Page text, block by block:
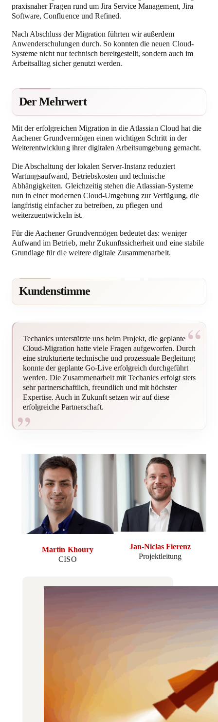
praxisnaher Fragen rund um Jira Service Management, Jira
Software, Confluence und Refined.
Nach Abschluss der Migration führten wir außerdem
Anwenderschulungen durch. So konnten die neuen Cloud-
Systeme nicht nur technisch bereitgestellt, sondern auch im
Arbeitsalltag sicher genutzt werden.
Der Mehrwert
Mit der erfolgreichen Migration in die Atlassian Cloud hat die
Aachener Grundvermögen einen wichtigen Schritt in der
Weiterentwicklung ihrer digitalen Arbeitsumgebung gemacht.
Die Abschaltung der lokalen Server-Instanz reduziert
Wartungsaufwand, Betriebskosten und technische
Abhängigkeiten. Gleichzeitig stehen die Atlassian-Systeme
nun in einer modernen Cloud-Umgebung zur Verfügung, die
langfristig einfacher zu betreiben, zu pflegen und
weiterzuentwickeln ist.
Für die Aachener Grundvermögen bedeutet das: weniger
Aufwand im Betrieb, mehr Zukunftssicherheit und eine stabile
Grundlage für die weitere digitale Zusammenarbeit.
Kundenstimme
Techanics unterstützte uns beim Projekt, die geplante
Cloud-Migration hatte viele Fragen aufgeworfen. Durch
eine strukturierte technische und prozessuale Begleitung
konnte der geplante Go-Live erfolgreich durchgeführt
werden. Die Zusammenarbeit mit Techanics erfolgt stets
sehr partnerschaftlich, freundlich und mit höchster
Expertise. Auch in Zukunft setzen wir auf diese
erfolgreiche Partnerschaft.
Martin Khoury
CISO
Jan-Niclas Fierenz
Projektleitung